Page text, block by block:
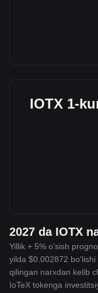
IOTX 1-
2027 da IOTX
Yillik + 5% o'sish
yilda $0.002872
qilingan narxdan kelib
IoTeX tokenga